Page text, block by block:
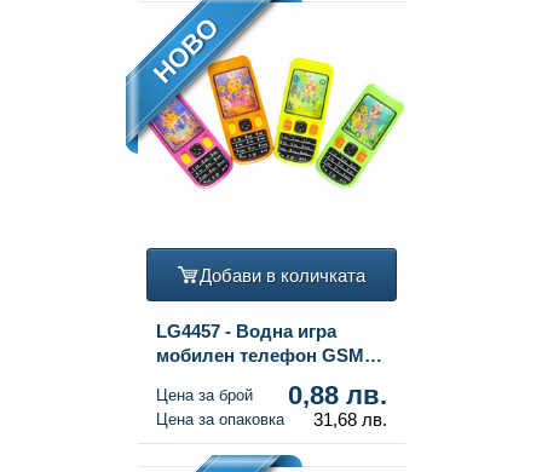
НОВО
Добави в количката
LG4457 - Водна игра
мобилен телефон GSM
Цена за брой 0,88 лв.
Цена за опаковка 31,68 лв.